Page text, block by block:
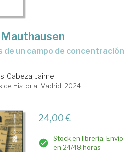
Cabeza, Jaime
de Historia. Madrid, 2024
24,00 €
Stock en librería. Envío
en 24/48 horas